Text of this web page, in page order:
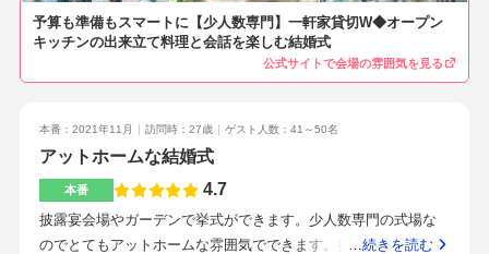
い全員車で、来てもらいました。式場付近にホテル等はほぼ無
い為、一番近いホテルなどに泊まってもらいました。駐車場
が、とても広いので車で来やすいかなと思います。一応式場の
で、人数が多い場合や遠方からの招待が多い場合は便利でとて
もいいと思います。式場のまわりは、湖があり桜の季節は桜い
っぱいになるのでとてもきれいだと思います！私が結婚式を行
ったときは、桜は散っていましたが青々しい緑の木々がたくさ
んあったので、会場のウッド調といい感じにマッチしてくれて
場を見学しましたが、一番の美味しさでした。素材の味を生か
した料理で、ご年配の方にも喜ばれると思います。会場はナチ
いため、メリハリがつけにくいのかなと感じました。しかし、
細部までこだわりが感じられる空間でした。
予算も準備もスマートに【少人数専門】一軒家貸切W◆オープン
キッチンの出来立て料理と会話を楽しむ結婚式
公式サイトで会場の雰囲気を見る
本番：2021年11月 訪問時：27歳 ゲスト人数：41～50名
アットホームな結婚式
本番 4.7
披露宴会場やガーデンで挙式ができます。少人数専門の式場な
のでとてもアットホームな雰囲気でできます。披露宴会場内だ
…続きを読む